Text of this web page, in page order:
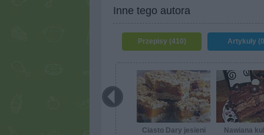
Inne tego autora
Przepisy (410) Artykuły
Ciasto Dary jesieni Nawiana